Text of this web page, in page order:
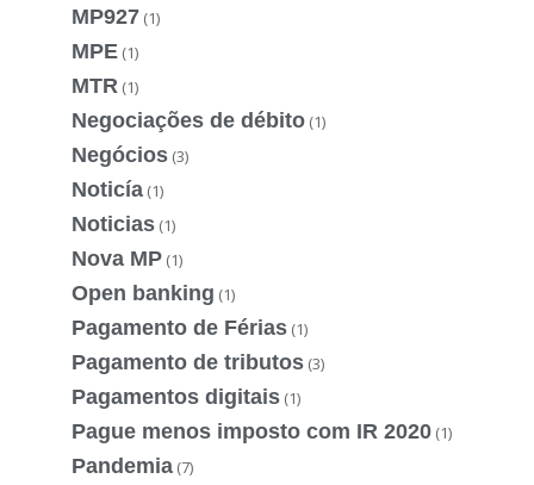
MP927 (1)
MPE (1)
MTR (1)
Negociações de débito (1)
Negócios (3)
Noticía (1)
Noticias (1)
Nova MP (1)
Open banking (1)
Pagamento de Férias (1)
Pagamento de tributos (3)
Pagamentos digitais (1)
Pague menos imposto com IR 2020 (1)
Pandemia (7)